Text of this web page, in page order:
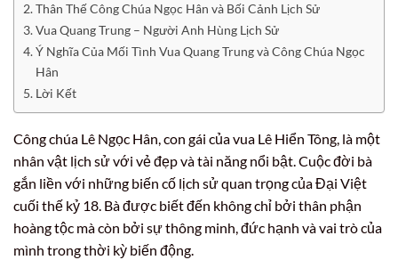
Thân Thế Công Chúa Ngọc Hân và Bối Cảnh Lịch Sử
Vua Quang Trung – Người Anh Hùng Lịch Sử
Ý Nghĩa Của Mối Tình Vua Quang Trung và Công Chúa Ngọc
Hân
Lời Kết
Công chúa Lê Ngọc Hân, con gái của vua Lê Hiển Tông, là một
nhân vật lịch sử với vẻ đẹp và tài năng nổi bật. Cuộc đời bà
gắn liền với những biến cố lịch sử quan trọng của Đại Việt
cuối thế kỷ 18. Bà được biết đến không chỉ bởi thân phận
hoàng tộc mà còn bởi sự thông minh, đức hạnh và vai trò của
mình trong thời kỳ biến động.